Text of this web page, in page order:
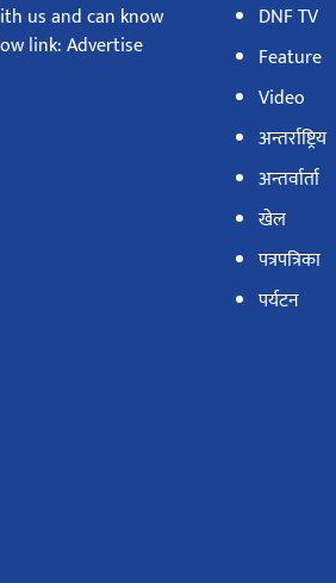
us and can know
link: Advertise
DNF TV
Feature
Video
अन्तर्राष्ट्रिय
अन्तर्वार्ता
खेल
पत्रपत्रिका
पर्यटन